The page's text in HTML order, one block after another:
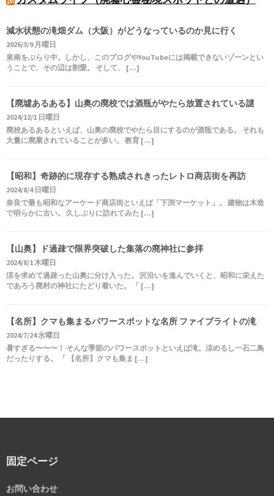
減水状態の滝畑ダム（大阪）がどうなっているのか見に行く
2026/3/9 月曜日
泉南をぶらり中。しかし、このブログやYouTubeには掲載できないゾーンとい
うことで、その辺は割愛。 そして、 […]
【廃墟あるある】山奥の廃校では酒瓶がやたら放置されている謎
2024/12/1 日曜日
廃校あるあるといえば、山奥の廃校でやたら目にするのが酒瓶である。 それも
大量に廃棄されていることが多い。 教育 […]
【昭和】奇跡的に現存する熟成されきったレトロ商店街を再訪
2024/8/4 日曜日
奈良で最も昭和なアーケード商店街といえば「下渕マーケット」。 建物は木造
で明らかに古い。 久しぶりに訪れてみた […]
【山奥】ド過疎で限界突破した集落の廃神社に参拝
2024/8/1 木曜日
涼を求めて過疎った山奥に分け入った。 沢沿いを進んでいくと、昭和に栄えた
であろう廃村の神社にたどり着いた。 「 […]
【名所】クマも集まるパワースポットな名所 ファイブライトの滝
2024/7/24 水曜日
暑すぎる〜〜〜！ そんな季節のパワースポットといえば滝。涼めるし一石二鳥
だったりする。 「 【名所】クマも集ま […]
固定ページ
お問い合わせ